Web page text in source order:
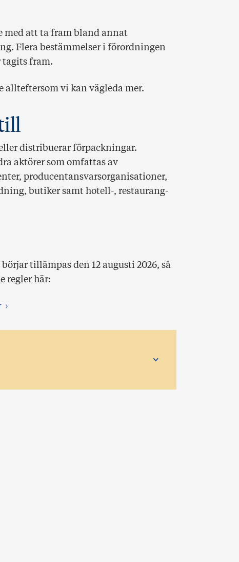
med att ta fram bland annat
Flera bestämmelser i förordningen
tagits fram.
vi kan vägleda mer.
distribuerar förpackningar.
aktörer som omfattas av
producentansvars­organisationer,
butiker samt hotell-, restaurang-
tillämpas den 12 augusti 2026, så
regler här: